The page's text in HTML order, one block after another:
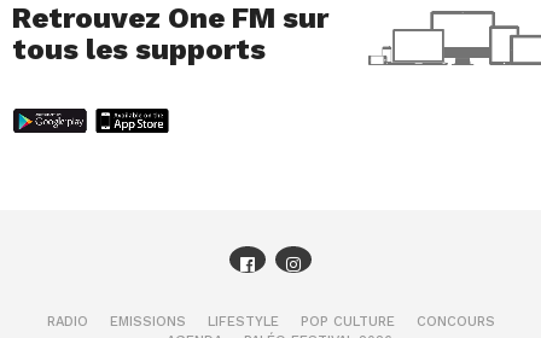
Retrouvez One FM sur
tous les supports
RADIO EMISSIONS LIFESTYLE POP CULTURE
CONCOURS